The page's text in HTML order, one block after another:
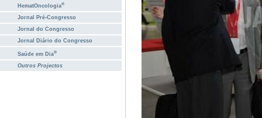
HematOncologia®
Jornal Pré-Congresso
Jornal do Congresso
Jornal Diário do Congresso
Saúde em Dia®
Outros Projectos